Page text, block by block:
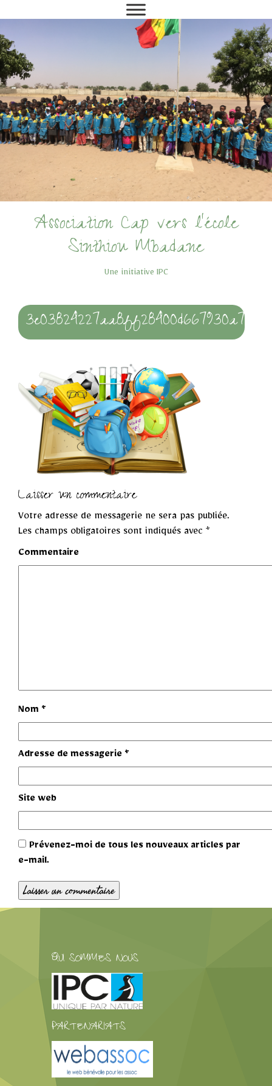
Association Cap vers l'école
Sinthiou Mbadane
Une initiative IPC
3e03824227aa8ff28400d667930a7397
Laisser un commentaire
Votre adresse de messagerie ne sera pas publiée.
Les champs obligatoires sont indiqués avec *
Commentaire
Nom *
Adresse de messagerie *
Site web
Prévenez-moi de tous les nouveaux articles par
e-mail.
QUI SOMMES NOUS
PARTENARIATS